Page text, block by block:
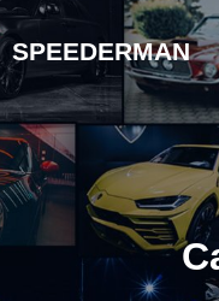
SPEEDERMAN